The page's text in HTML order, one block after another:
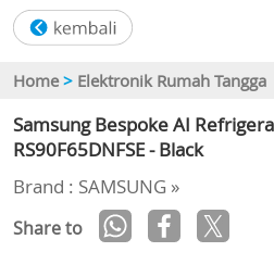
Home > Elektronik Rumah Tangga
Samsung Bespoke AI
RS90F65DNFSE - Black
Brand : SAMSUNG »
Share to